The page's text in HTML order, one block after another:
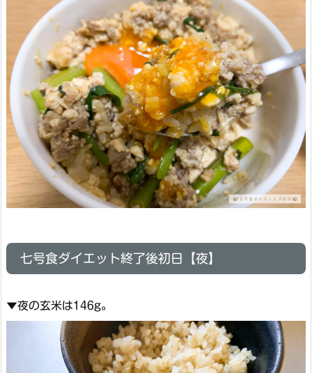
七号食ダイエット終了後初日【夜】
▼夜の玄米は146g。